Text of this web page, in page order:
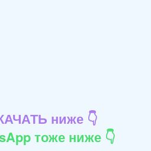
ниже 👇
тоже ниже 👇